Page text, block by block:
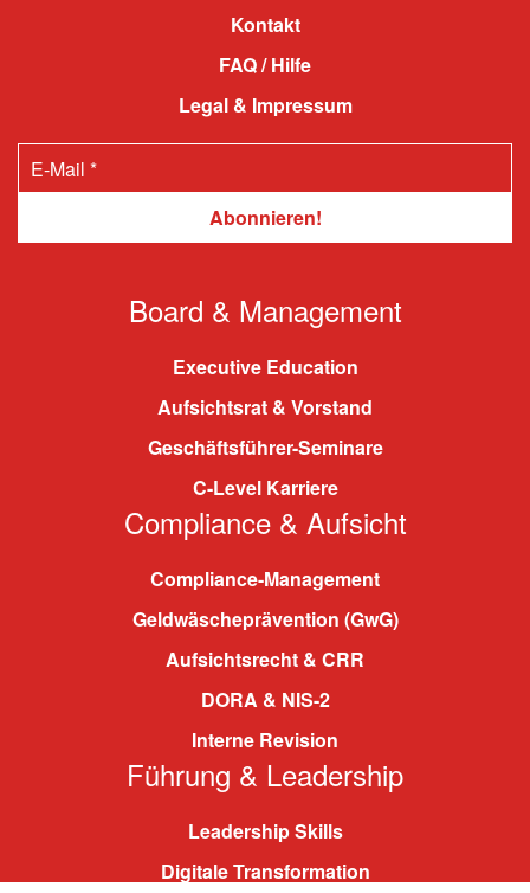
Kontakt
FAQ / Hilfe
Legal & Impressum
Board & Management
Executive Education
Aufsichtsrat & Vorstand
Geschäftsführer-Seminare
C-Level Karriere
Compliance & Aufsicht
Compliance-Management
Geldwäscheprävention (GwG)
Aufsichtsrecht & CRR
DORA & NIS-2
Interne Revision
Führung & Leadership
Leadership Skills
Digitale Transformation